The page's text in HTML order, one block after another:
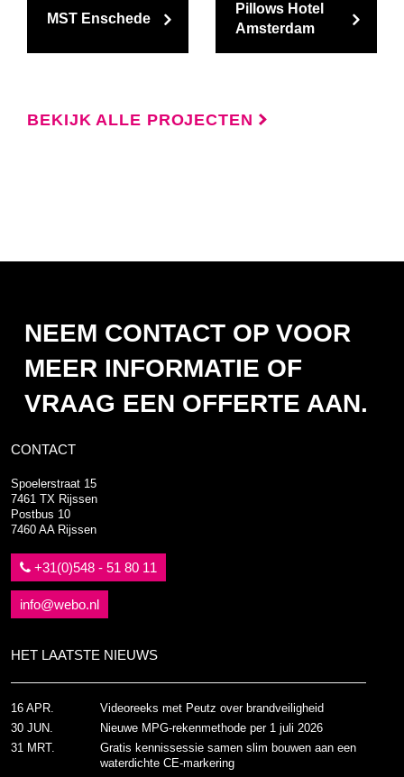
BEKIJK ALLE PROJECTEN
MST Enschede
Pillows Hotel
Amsterdam
NEEM CONTACT OP VOOR
MEER INFORMATIE OF
VRAAG EEN OFFERTE AAN.
CONTACT
Spoelerstraat 15
7461 TX Rijssen
Postbus 10
7460 AA Rijssen
+31(0)548 - 51 80 11
info@webo.nl
HET LAATSTE NIEUWS
Videoreeks met Peutz over brandveiligheid
16 APR.
Nieuwe MPG-rekenmethode per 1 juli 2026
30 JUN.
Gratis kennissessie samen slim bouwen aan een
waterdichte CE-markering
31 MRT.